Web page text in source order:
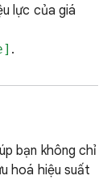
lực của giá
.
bạn không chỉ
hoá hiệu suất